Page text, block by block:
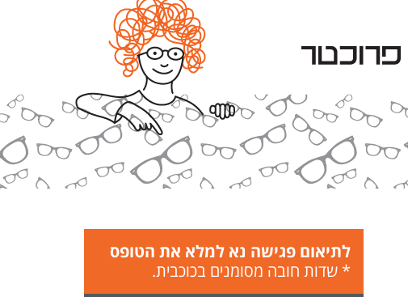
לתיאום פגישה נא למלא את הטופס
* שדות חובה מסומנים בכוכבית.